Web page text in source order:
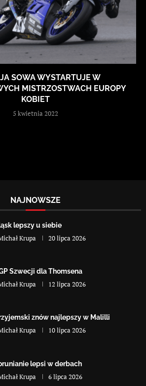
SOWA WYSTARTUJE W
MISTRZOSTWACH EUROPY
KOBIET
5 kwietnia 2022
NAJNOWSZE
lepszy u siebie
Krupa 20 lipca 2026
Szwecji dla Thomsena
Krupa 12 lipca 2026
znów najlepszy w Malilli
Krupa 10 lipca 2026
lepsi w derbach
Krupa 6 lipca 2026